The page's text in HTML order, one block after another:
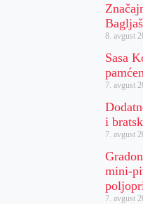
8. avgust
Sasa
7. avgust
i
7. avgust
mini-
7. avgust